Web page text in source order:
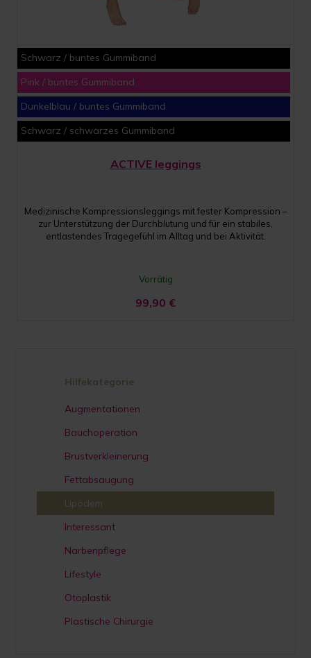
Schwarz / buntes Gummiband
Pink / buntes Gummiband
Dunkelblau / buntes Gummiband
Schwarz / schwarzes Gummiband
ACTIVE leggings
Medizinische Kompressionsleggings mit fester Kompression –
zur Unterstützung der Durchblutung und für ein stabiles,
entlastendes Tragegefühl im Alltag und bei Aktivität.
Vorrätig
99,90 €
Hilfekategorie
Augmentationen
Bauchoperation
Brustverkleinerung
Fettabsaugung
Lipödem
Interessant
Narbenpflege
Lifestyle
Otoplastik
Plastische Chirurgie